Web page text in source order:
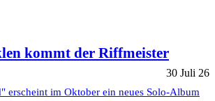
kommt der Riffmeister
30 Juli 26
erscheint im Oktober ein neues Solo-Album